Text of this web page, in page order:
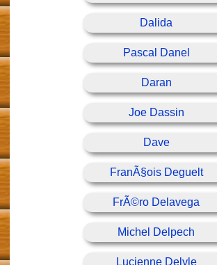
Dalida
Pascal Danel
Daran
Joe Dassin
Dave
FranÃ§ois Deguelt
FrÃ©ro Delavega
Michel Delpech
Lucienne Delyle